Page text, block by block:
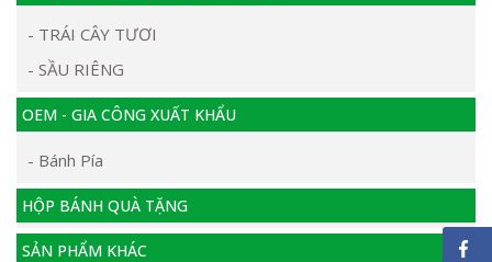
- TRÁI CÂY TƯƠI
- SẦU RIÊNG
OEM - GIA CÔNG XUẤT KHẨU
- Bánh Pía
HỘP BÁNH QUÀ TẶNG
SẢN PHẨM KHÁC